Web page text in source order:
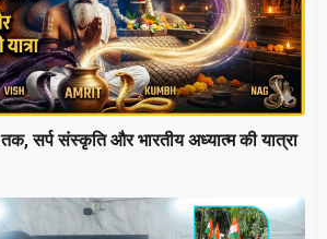
सर्प संस्कृति और भारतीय अध्यात्म की यात्रा